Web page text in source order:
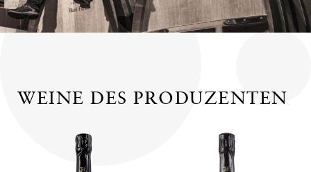
WEINE DES PRODUZENTEN